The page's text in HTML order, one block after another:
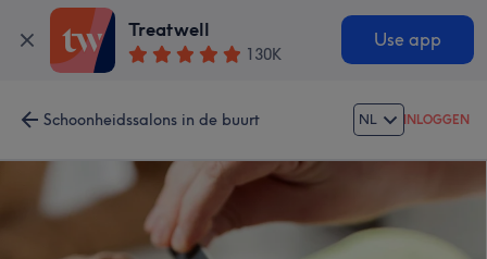
Treatwell
130K
Use app
Schoonheidssalons in de buurt NL INLOGGEN